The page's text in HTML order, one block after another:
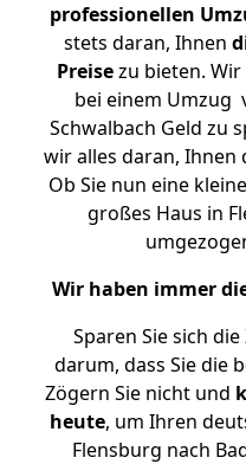
professionellen
stets daran, Ihnen
Preisezu bieten.
bei einem Umzug
Schwalbach Geld zu
wir alles daran, Ihnen
Ob Sie nun eine
großes Haus in
Wir haben immer
Sparen Sie sich
darum, dass Sie die
Zögern Sie nicht und
heute, um Ihren
Flensburg nach